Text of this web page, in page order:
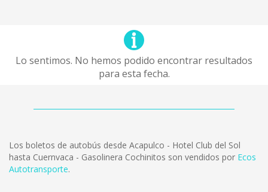
Lo sentimos. No hemos podido encontrar resultados
para esta fecha.
Los boletos de autobús desde Acapulco - Hotel Club del Sol
hasta Cuernvaca - Gasolinera Cochinitos son vendidos por Ecos
Autotransporte.